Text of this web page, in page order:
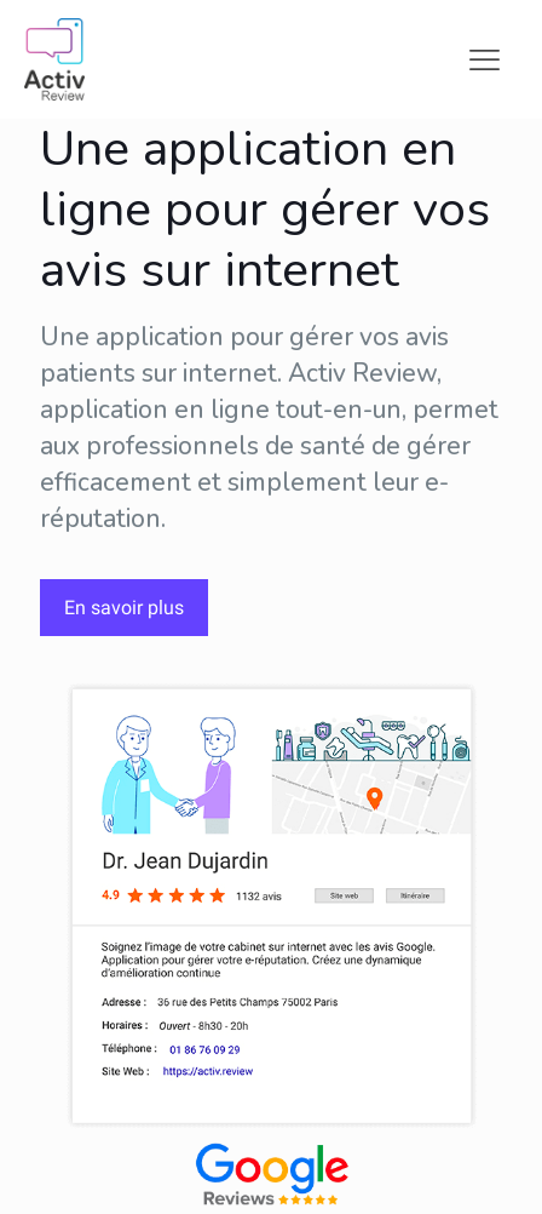
Une application en
ligne pour gérer vos
avis sur internet
Une application pour gérer vos avis
patients sur internet. Activ Review,
application en ligne tout-en-un, permet
aux professionnels de santé de gérer
efficacement et simplement leur e-
réputation.
En savoir plus